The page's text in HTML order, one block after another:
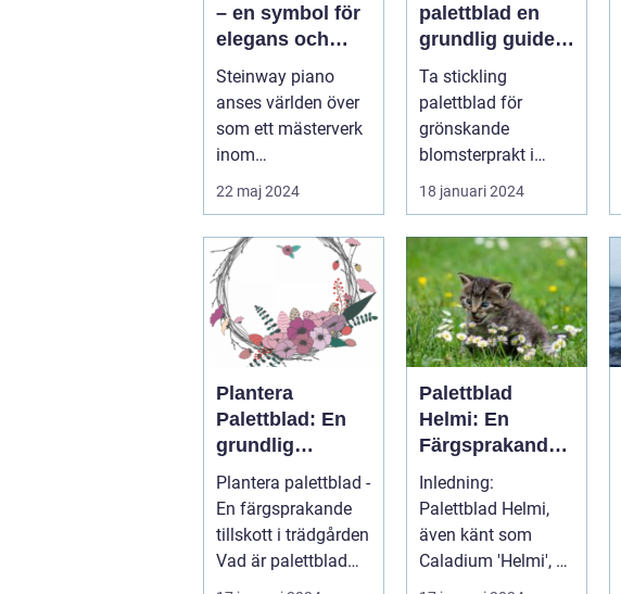
– en symbol för
elegans och
prestation
Steinway piano
anses världen över
som ett mästerverk
inom
pianokonstruktion
och musik...
22 maj 2024
palettblad en
grundlig guide
för
blomsterentusia
ster
Ta stickling
palettblad för
grönskande
blomsterprakt i
hemmet
18 januari 2024
Plantera
Palettblad: En
grundlig
översikt och
presentation
Plantera palettblad -
En färgsprakande
tillskott i trädgården
Vad är palettblad
och vilka typer fin...
Palettblad
Helmi: En
Färgsprakande
Favorit i
Hemmet
Inledning:
Palettblad Helmi,
även känt som
Caladium 'Helmi', är
en färgstark och